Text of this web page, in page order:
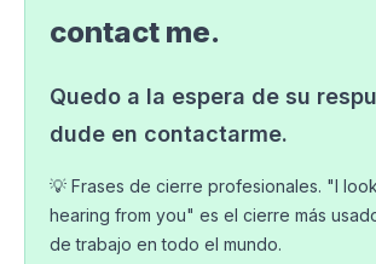
contact me.
Quedo a la espera de su
dude en contactarme.
💡 Frases de cierre profesionales. "I
hearing from you" es el cierre más
de trabajo en todo el mundo.